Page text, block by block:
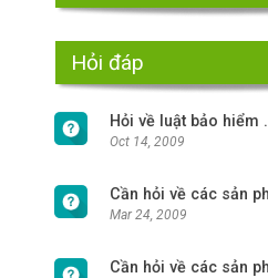
Hỏi đáp
Hỏi về luật bảo hiểm
Oct 14, 2009
Cần hỏi về các sản
Mar 24, 2009
Cần hỏi về các sản